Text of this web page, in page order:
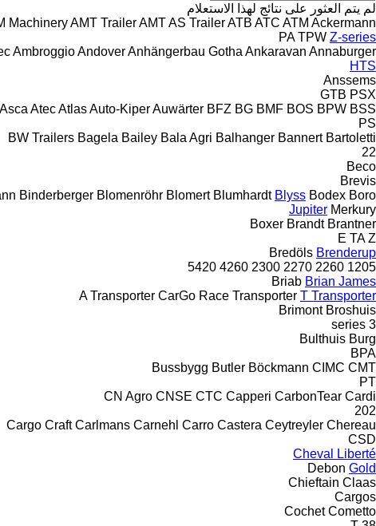
لم يتم العثور على نتائج لهذا الاستعلام
MachineryAMT TrailerAMTAS TrailerATB ATC ATM Ackermann
PA TPW Z-series
AmbroggioAndoverAnhängerbau Gotha Ankaravan Annaburger
HTS
Anssems
GTB PSX
Asca AtecAtlasAuto-KiperAuwärter BFZ BG BMF BOS BPW BSS
PS
BW Trailers Bagela Bailey Bala Agri Balhanger Bannert Bartoletti
22
Beco
Brevis
Binderberger Blomenröhr Blomert Blumhardt Blyss Bodex Boro
Jupiter Merkury
Boxer Brandt Brantner
E TA Z
Bredöls Brenderup
1205
2260
2270
2300
4260
5420
Briab Brian James
A Transporter CarGo Race Transporter T Transporter
Brimont Broshuis
3 series
Bulthuis Burg
BPA
Bussbygg Butler Böckmann CIMC CMT
PT
CN Agro CNSE CTC Capperi CarbonTear Cardi
202
Cargo Craft Carlmans Carnehl Carro Castera Ceytreyler Chereau
CSD
Cheval Liberté
Debon Gold
Chieftain Claas
Cargos
Cochet Cometto